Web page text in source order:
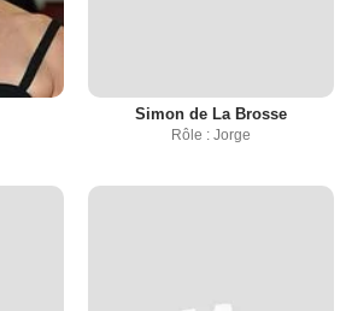
Simon de La Brosse
Rôle : Jorge